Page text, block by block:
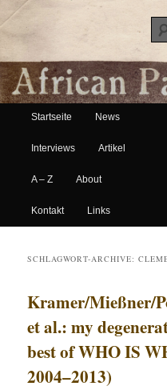
African Paper
Hauptmenü
Zum Inhalt wechseln
Zum sekundären Inhalt
Startseite News
Interviews Artikel
A – Z About
Kontakt Links
SCHLAGWORT-ARCHIVE:
Kramer/Mießner/
et al.: my
best of WHO IS
2004–2013)